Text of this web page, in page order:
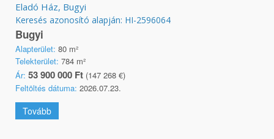
Eladó Ház, Bugyi
Keresés azonosító alapján: HI-2596064
Bugyi
Alapterület: 80 m²
Telekterület: 784 m²
Ár: 53 900 000 Ft (147 268 €)
Feltöltés dátuma: 2026.07.23.
Tovább